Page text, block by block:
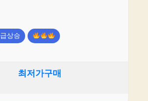
급상승
최저가구매